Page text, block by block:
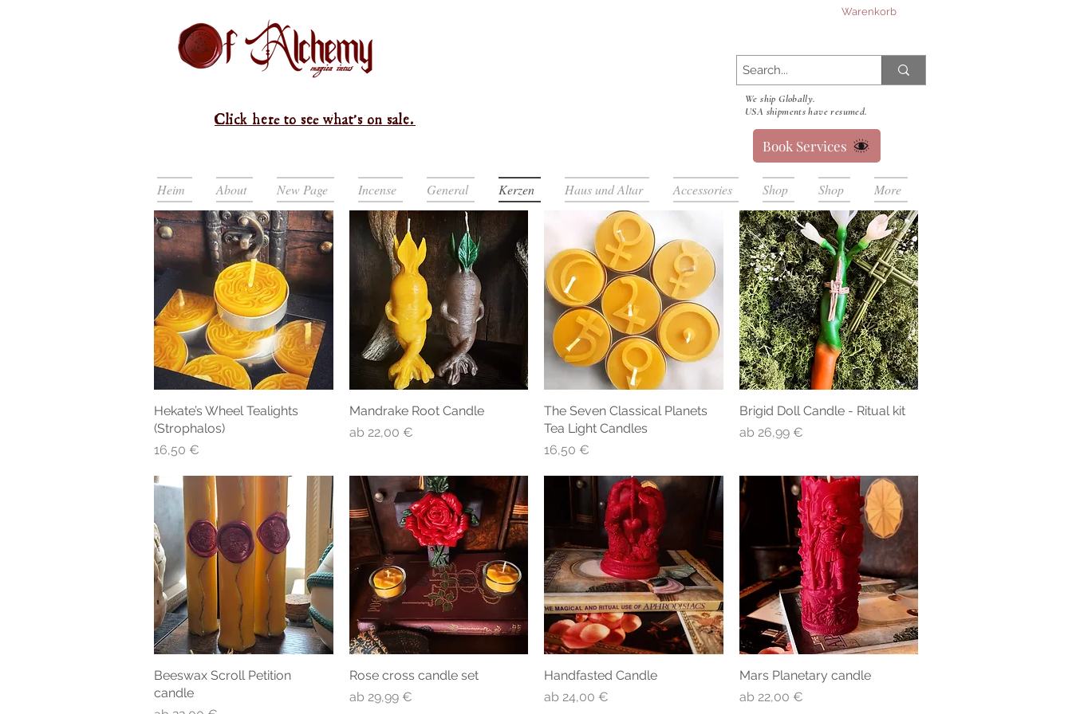
Click here to see what's on sale.
Warenkorb
We ship Globally.
USA shipments have resumed.
Book Services
Heim About New Page Incense General Kerzen Haus und Altar Accessories Shop Shop More
Schnellansicht
Hekate’s Wheel Tealights
(Strophalos)
Preis
16,50 €
Schnellansicht
Mandrake Root Candle
ab 22,00 €
Sale-Preis
Schnellansicht
The Seven Classical Planets
Tea Light Candles
Preis
16,50 €
Schnellansicht
Brigid Doll Candle - Ritual kit
ab 26,99 €
Sale-Preis
Schnellansicht
Beeswax Scroll Petition
candle
Schnellansicht
Rose cross candle set
ab 29,99 €
Sale-Preis
Schnellansicht
Handfasted Candle
ab 24,00 €
Sale-Preis
Schnellansicht
Mars Planetary candle
ab 22,00 €
Sale-Preis